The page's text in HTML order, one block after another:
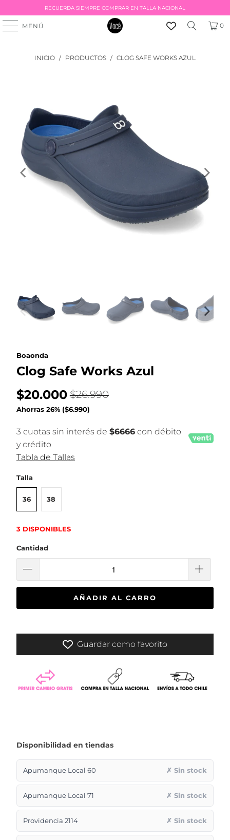
RECUERDA SIEMPRE COMPRAR EN TALLA NACIONAL
MENÚ 0
INICIO / PRODUCTOS / CLOG SAFE WORKS AZUL
Boaonda
Clog Safe Works Azul
$20.000 $26.990
Ahorras 26% ($6.990)
3 cuotas sin interés de $6666con débito
y crédito
Tabla de Tallas
Talla
36 38
3 DISPONIBLES
Cantidad
AÑADIR AL CARRO
Guardar como favorito
Disponibilidad en tiendas
Apumanque Local 60 ✗ Sin stock
Apumanque Local 71 ✗ Sin stock
Providencia 2114 ✗ Sin stock